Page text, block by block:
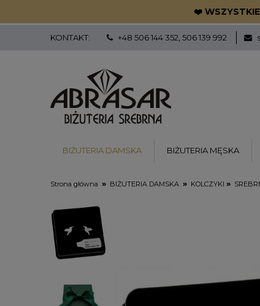
❤️
KONTAKT: +48 506 144 352 506 139 992
BIŻUTERIA DAMSKA BIŻUTERIA MĘSKA
Strona główna » BIŻUTERIA DAMSKA » KOLCZYKI »